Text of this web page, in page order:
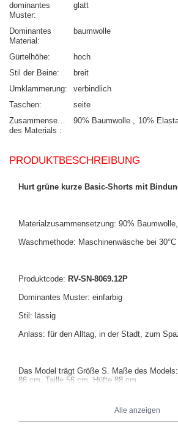
dominantes
Muster
glatt
Dominantes
Material
baumwolle
Gürtelhöhe
hoch
Stil der Beine
breit
Umklammerung
verbindlich
Taschen
seite
Zusammensetzung
des Materials
90% Baumwolle 10%
PRODUKTBESCHREIBUNG
Hurt grüne kurze Basic-Shorts mit
Materialzusammensetzung: 90%
Waschmethode: Maschinenwäsche bei 30°C
Produktcode: RV-SN-8069.12P
Dominantes Muster: einfarbig
Stil: lässig
Anlass: für den Alltag, in der Stadt, zum
Das Model trägt Größe S. Maße des
86 cm, Taille 56 cm, Hüfte 88 cm.
Maße der Shorts in Größe S flach
Alle anzeigen